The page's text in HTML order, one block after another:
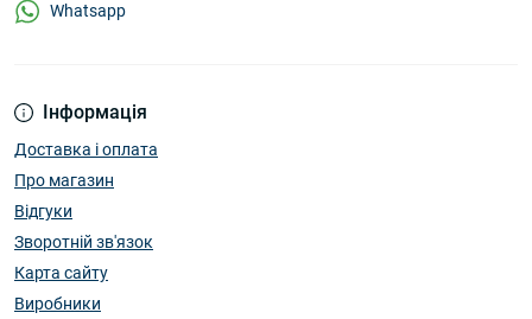
Інформація
Доставка і оплата
Про магазин
Відгуки
Зворотній зв'язок
Карта сайту
Виробники
Whatsapp